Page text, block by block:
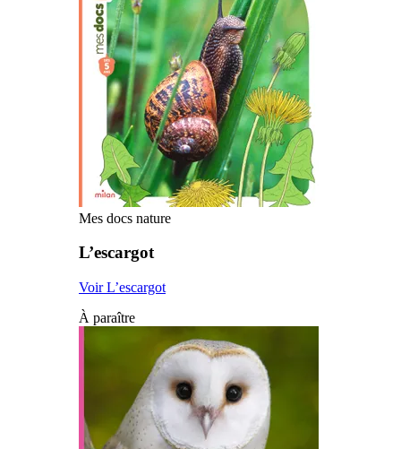
Mes docs nature
L’escargot
Voir L’escargot
À paraître